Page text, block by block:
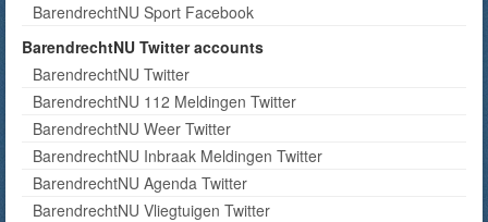
BarendrechtNU Sport Facebook
BarendrechtNU Twitter accounts
BarendrechtNU Twitter
BarendrechtNU 112 Meldingen Twitter
BarendrechtNU Weer Twitter
BarendrechtNU Inbraak Meldingen Twitter
BarendrechtNU Agenda Twitter
BarendrechtNU Vliegtuigen Twitter